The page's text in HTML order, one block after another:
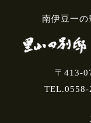
南伊豆一の
〒413-
TEL.0558-